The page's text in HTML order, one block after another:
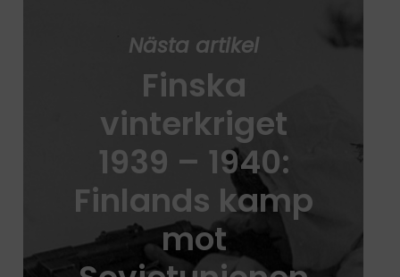
Nästa artikel
Finska
vinterkriget
1939 – 1940:
Finlands kamp
mot